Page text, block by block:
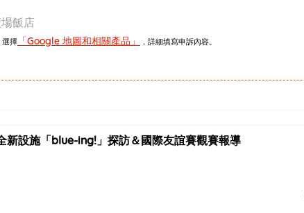
飯店
選擇 「Google 地圖和相關產品」 ，詳細填寫申訴內容。
新設施「blue-ing!」探訪＆國際友誼賽觀賽報導